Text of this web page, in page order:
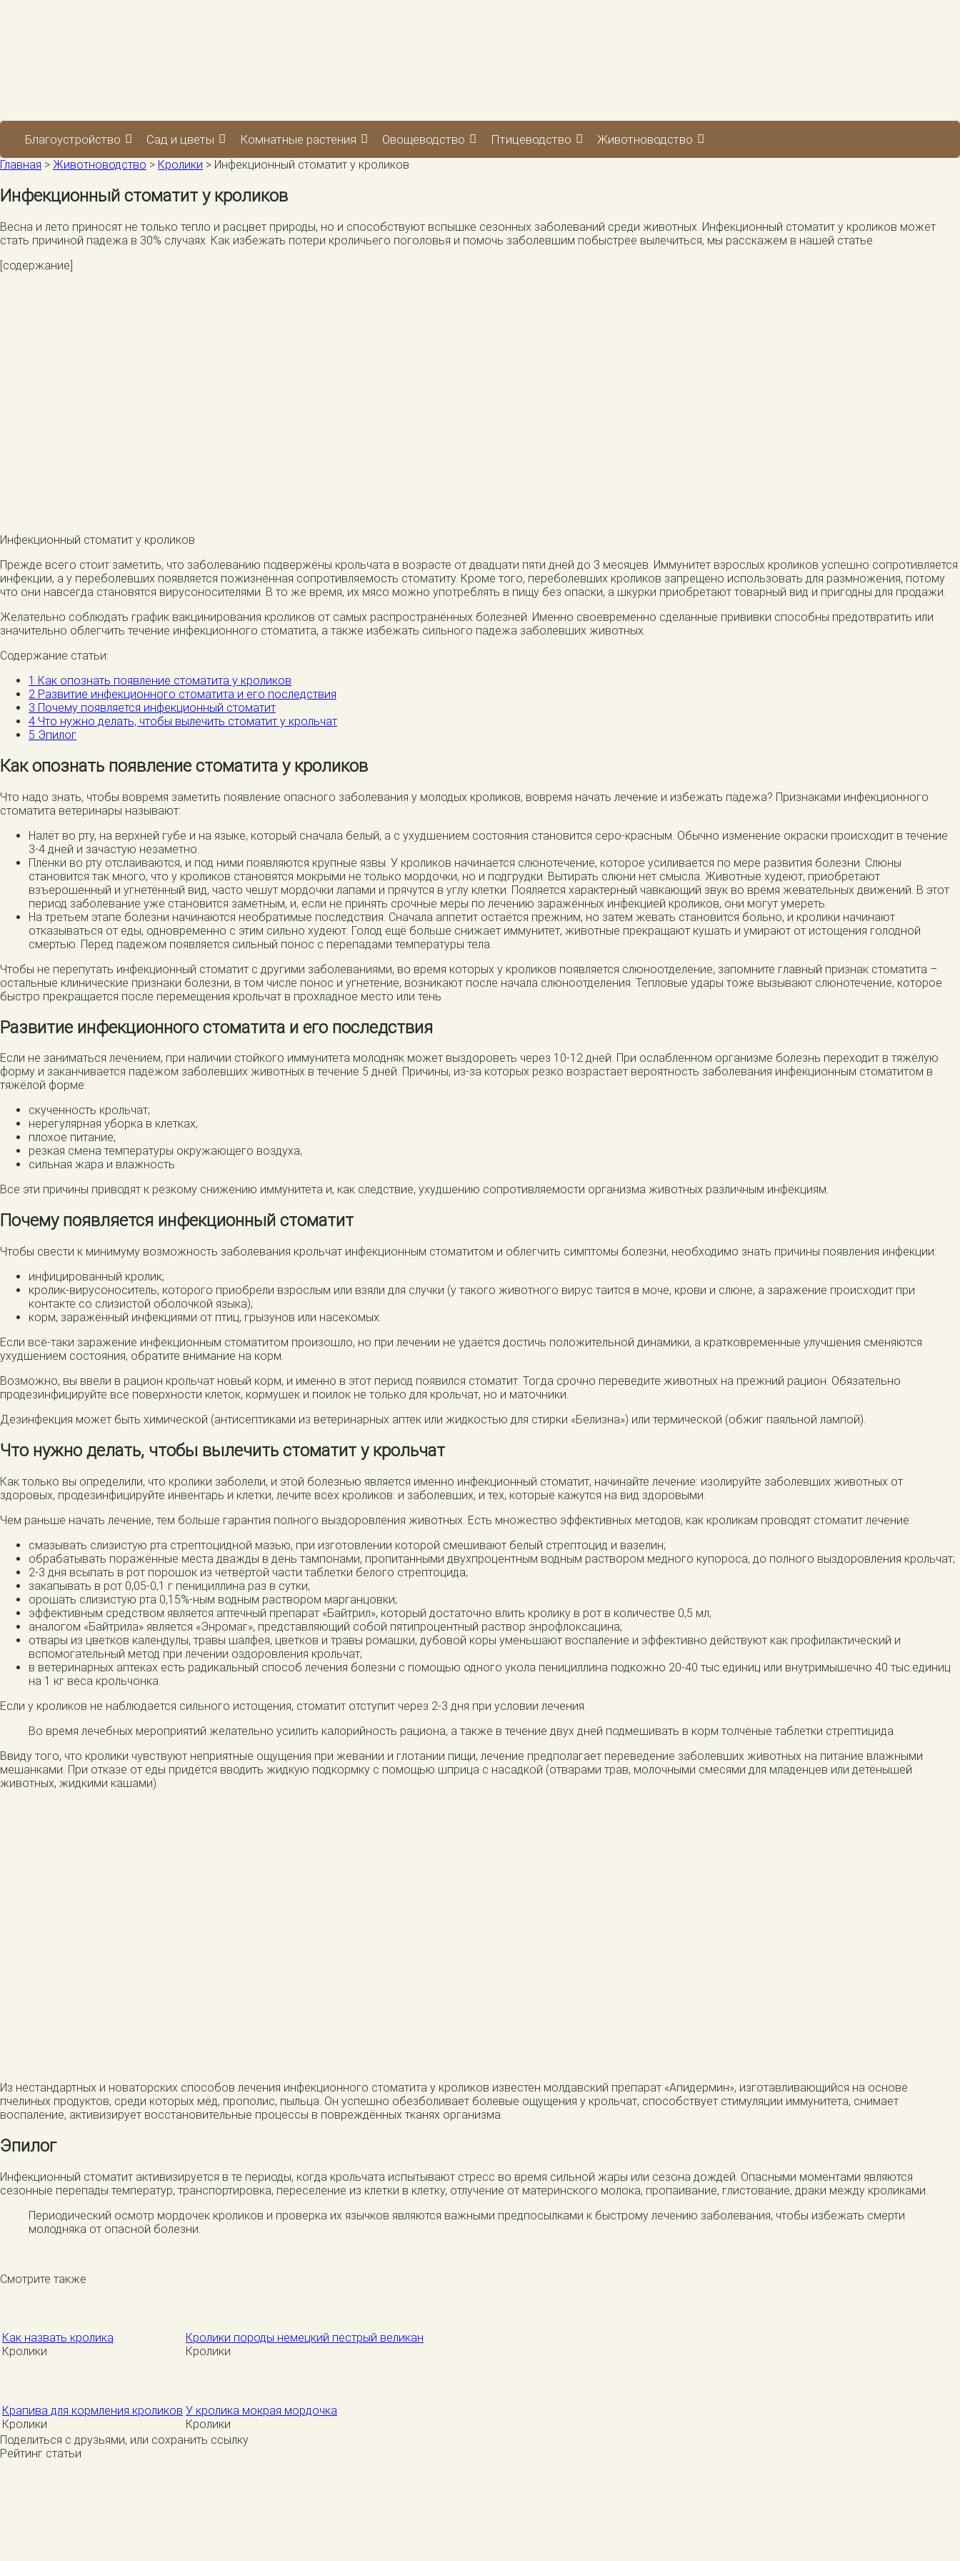
Благоустройство Сад и цветы Комнатные растения Овощеводство Птицеводство Животноводство
Главная > Животноводство > Кролики > Инфекционный стоматит у кроликов
Инфекционный стоматит у кроликов
Весна и лето приносят не только тепло и расцвет природы, но и способствуют вспышке сезонных заболеваний среди животных. Инфекционный стоматит у кроликов может
стать причиной падежа в 30% случаях. Как избежать потери кроличьего поголовья и помочь заболевшим побыстрее вылечиться, мы расскажем в нашей статье.
[содержание]
Инфекционный стоматит у кроликов
Прежде всего стоит заметить, что заболеванию подвержёны крольчата в возрасте от двадцати пяти дней до 3 месяцев. Иммунитет взрослых кроликов успешно сопротивляется
инфекции, а у переболевших появляется пожизненная сопротивляемость стоматиту. Кроме того, переболевших кроликов запрещено использовать для размножения, потому
что они навсегда становятся вирусоносителями. В то же время, их мясо можно употреблять в пищу без опаски, а шкурки приобретают товарный вид и пригодны для продажи.
Желательно соблюдать график вакцинирования кроликов от самых распространённых болезней. Именно своевременно сделанные прививки способны предотвратить или
значительно облегчить течение инфекционного стоматита, а также избежать сильного падежа заболевших животных.
Содержание статьи:
1 Как опознать появление стоматита у кроликов
2 Развитие инфекционного стоматита и его последствия
3 Почему появляется инфекционный стоматит
4 Что нужно делать, чтобы вылечить стоматит у крольчат
5 Эпилог
Как опознать появление стоматита у кроликов
Что надо знать, чтобы вовремя заметить появление опасного заболевания у молодых кроликов, вовремя начать лечение и избежать падежа? Признаками инфекционного
стоматита ветеринары называют:
Налёт во рту, на верхней губе и на языке, который сначала белый, а с ухудшением состояния становится серо-красным. Обычно изменение окраски происходит в течение
3-4 дней и зачастую незаметно.
Плёнки во рту отслаиваются, и под ними появляются крупные язвы. У кроликов начинается слюнотечение, которое усиливается по мере развития болезни. Слюны
становится так много, что у кроликов становятся мокрыми не только мордочки, но и подгрудки. Вытирать слюни нет смысла. Животные худеют, приобретают
взъерошенный и угнетённый вид, часто чешут мордочки лапами и прячутся в углу клетки. Пояляется характерный чавкающий звук во время жевательных движений. В этот
период заболевание уже становится заметным, и, если не принять срочные меры по лечению заражённых инфекцией кроликов, они могут умереть.
На третьем этапе болезни начинаются необратимые последствия. Сначала аппетит остаётся прежним, но затем жевать становится больно, и кролики начинают
отказываться от еды, одновременно с этим сильно худеют. Голод ещё больше снижает иммунитет, животные прекращают кушать и умирают от истощения голодной
смертью. Перед падежом появляется сильный понос с перепадами температуры тела.
Чтобы не перепутать инфекционный стоматит с другими заболеваниями, во время которых у кроликов появляется слюноотделение, запомните главный признак стоматита –
остальные клинические признаки болезни, в том числе понос и угнетение, возникают после начала слюноотделения. Тепловые удары тоже вызывают слюнотечение, которое
быстро прекращается после перемещения крольчат в прохладное место или тень.
Развитие инфекционного стоматита и его последствия
Если не заниматься лечением, при наличии стойкого иммунитета молодняк может выздороветь через 10-12 дней. При ослабленном организме болезнь переходит в тяжёлую
форму и заканчивается падёжом заболевших животных в течение 5 дней. Причины, из-за которых резко возрастает вероятность заболевания инфекционным стоматитом в
тяжёлой форме:
скученность крольчат;
нерегулярная уборка в клетках;
плохое питание;
резкая смена температуры окружающего воздуха;
сильная жара и влажность.
Все эти причины приводят к резкому снижению иммунитета и, как следствие, ухудшению сопротивляемости организма животных различным инфекциям.
Почему появляется инфекционный стоматит
Чтобы свести к минимуму возможность заболевания крольчат инфекционным стоматитом и облегчить симптомы болезни, необходимо знать причины появления инфекции:
инфицированный кролик;
кролик-вирусоноситель, которого приобрели взрослым или взяли для случки (у такого животного вирус таится в моче, крови и слюне, а заражение происходит при
контакте со слизистой оболочкой языка);
корм, заражённый инфекциями от птиц, грызунов или насекомых.
Если всё-таки заражение инфекционным стоматитом произошло, но при лечении не удаётся достичь положительной динамики, а кратковременные улучшения сменяются
ухудшением состояния, обратите внимание на корм.
Возможно, вы ввели в рацион крольчат новый корм, и именно в этот период появился стоматит. Тогда срочно переведите животных на прежний рацион. Обязательно
продезинфицируйте все поверхности клеток, кормушек и поилок не только для крольчат, но и маточники.
Дезинфекция может быть химической (антисептиками из ветеринарных аптек или жидкостью для стирки «Белизна») или термической (обжиг паяльной лампой).
Что нужно делать, чтобы вылечить стоматит у крольчат
Как только вы определили, что кролики заболели, и этой болезнью является именно инфекционный стоматит, начинайте лечение: изолируйте заболевших животных от
здоровых, продезинфицируйте инвентарь и клетки, лечите всех кроликов: и заболевших, и тех, которые кажутся на вид здоровыми.
Чем раньше начать лечение, тем больше гарантия полного выздоровления животных. Есть множество эффективных методов, как кроликам проводят стоматит лечение:
смазывать слизистую рта стрептоцидной мазью, при изготовлении которой смешивают белый стрептоцид и вазелин;
обрабатывать поражённые места дважды в день тампонами, пропитанными двухпроцентным водным раствором медного купороса, до полного выздоровления крольчат;
2-3 дня всыпать в рот порошок из четвёртой части таблетки белого стрептоцида;
закапывать в рот 0,05-0,1 г пенициллина раз в сутки;
орошать слизистую рта 0,15%-ным водным раствором марганцовки;
эффективным средством является аптечный препарат «Байтрил», который достаточно влить кролику в рот в количестве 0,5 мл;
аналогом «Байтрила» является «Энромаг», представляющий собой пятипроцентный раствор энрофлоксацина;
отвары из цветков календулы, травы шалфея, цветков и травы ромашки, дубовой коры уменьшают воспаление и эффективно действуют как профилактический и
вспомогательный метод при лечении оздоровления крольчат;
в ветеринарных аптеках есть радикальный способ лечения болезни с помощью одного укола пенициллина подкожно 20-40 тыс.единиц или внутримышечно 40 тыс.единиц
на 1 кг веса крольчонка.
Если у кроликов не наблюдается сильного истощения, стоматит отступит через 2-3 дня при условии лечения.
Во время лечебных мероприятий желательно усилить калорийность рациона, а также в течение двух дней подмешивать в корм толчёные таблетки стрептицида.
Ввиду того, что кролики чувствуют неприятные ощущения при жевании и глотании пищи, лечение предполагает переведение заболевших животных на питание влажными
мешанками. При отказе от еды придётся вводить жидкую подкормку с помощью шприца с насадкой (отварами трав, молочными смесями для младенцев или детёнышей
животных, жидкими кашами).
Из нестандартных и новаторских способов лечения инфекционного стоматита у кроликов известен молдавский препарат «Апидермин», изготавливающийся на основе
пчелиных продуктов, среди которых мёд, прополис, пыльца. Он успешно обезболивает болевые ощущения у крольчат, способствует стимуляции иммунитета, снимает
воспаление, активизирует восстановительные процессы в повреждённых тканях организма.
Эпилог
Инфекционный стоматит активизируется в те периоды, когда крольчата испытывают стресс во время сильной жары или сезона дождей. Опасными моментами являются
сезонные перепады температур, транспортировка, переселение из клетки в клетку, отлучение от материнского молока, пропаивание, глистование, драки между кроликами.
Периодический осмотр мордочек кроликов и проверка их язычков являются важными предпосылками к быстрому лечению заболевания, чтобы избежать смерти
молодняка от опасной болезни.
Смотрите также
Как назвать кролика
Кролики
Кролики породы немецкий пестрый великан
Кролики
Крапива для кормления кроликов
Кролики
У кролика мокрая мордочка
Кролики
Поделиться с друзьями, или сохранить ссылку
Рейтинг статьи